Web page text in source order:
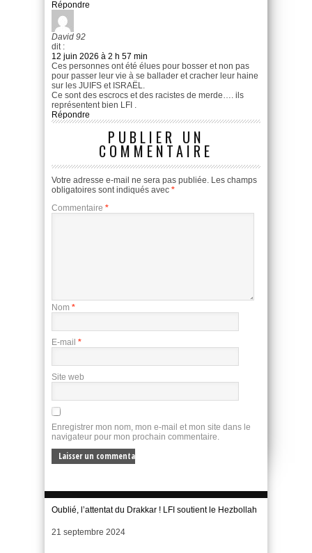
Répondre
David 92
dit :
12 juin 2026 à 2 h 57 min
Ces personnes ont été élues pour bosser et non pas
pour passer leur vie à se ballader et cracher leur haine
sur les JUIFS et ISRAËL.
Ce sont des escrocs et des racistes de merde…. ils
représentent bien LFI .
Répondre
PUBLIER UN
COMMENTAIRE
Votre adresse e-mail ne sera pas publiée. Les champs
obligatoires sont indiqués avec *
Commentaire *
Nom *
E-mail *
Site web
Enregistrer mon nom, mon e-mail et mon site dans le
navigateur pour mon prochain commentaire.
Oublié, l’attentat du Drakkar ! LFI soutient le Hezbollah
Date
21 septembre 2024